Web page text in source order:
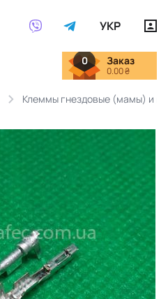
УКР
0 Заказ
0.00 ₴
Клеммы гнездовые (мамы) и